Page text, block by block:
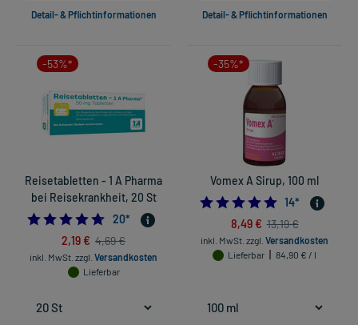
Detail- & Pflichtinformationen Detail- & Pflichtinformationen
-53%*
Reisetabletten - 1 A Pharma
bei Reisekrankheit, 20 St
4.65
20*
2,19 € 4,69 €
inkl. MwSt. zzgl. Versandkosten
Lieferbar
-35%*
Vomex A Sirup, 100 ml
14*
8,49 € 13,19 €
inkl. MwSt. zzgl. Versandkosten
Lieferbar
84,90 € / l